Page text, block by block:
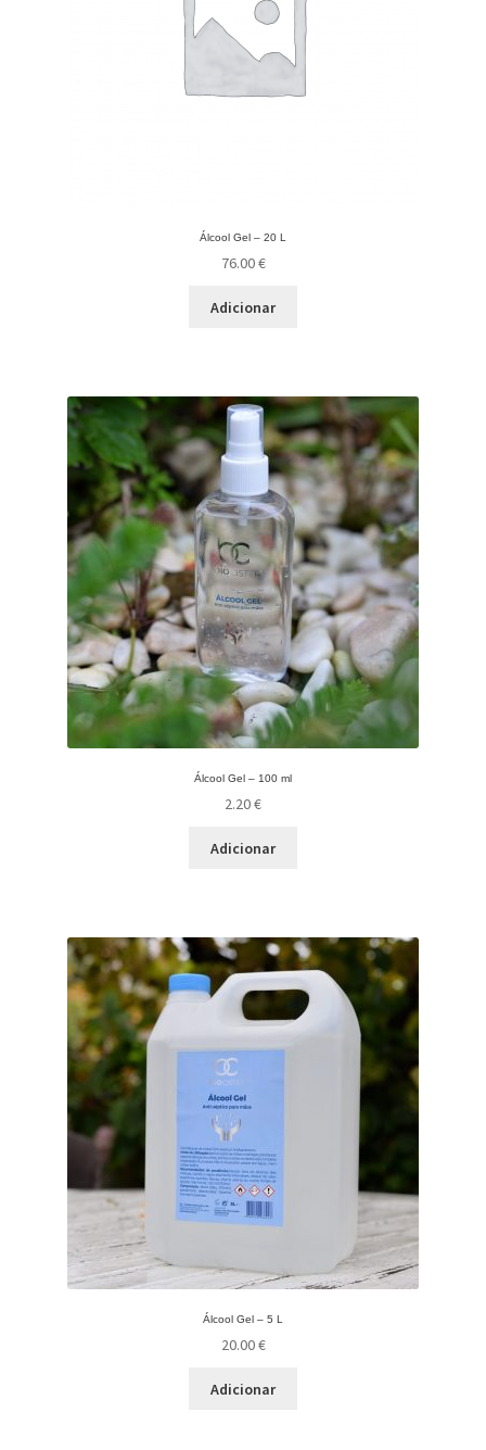
Álcool Gel – 20 L
76.00€
Adicionar
Álcool Gel – 100 ml
2.20€
Adicionar
Álcool Gel – 5 L
20.00€
Adicionar